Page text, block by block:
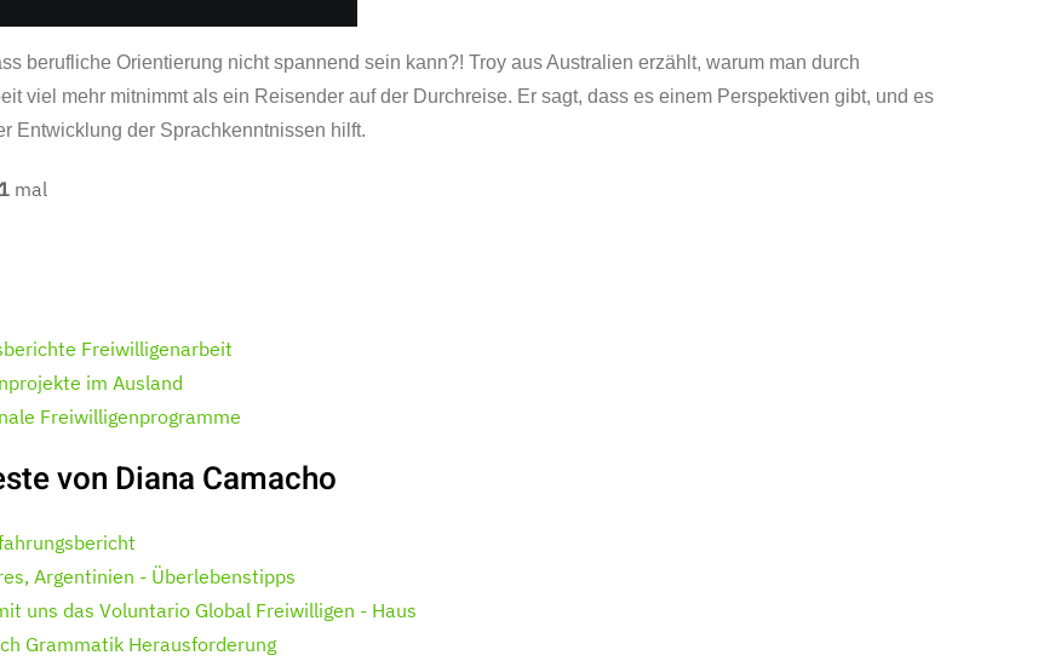
berufliche Orientierung nicht spannend sein kann?! Troy aus Australien erzählt, warum man durch
viel mehr mitnimmt als ein Reisender auf der Durchreise. Er sagt, dass es einem Perspektiven gibt, und es
Entwicklung der Sprachkenntnissen hilft.
mal
Freiwilligenarbeit
im Ausland
Freiwilligenprogramme
von Diana Camacho
Argentinien - Überlebenstipps
uns das Voluntario Global Freiwilligen - Haus
Grammatik Herausforderung